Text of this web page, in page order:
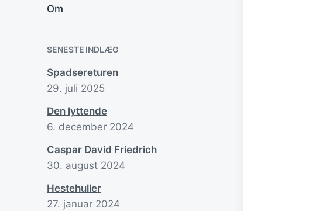
Om
SENESTE INDLÆG
Spadsereturen
29. juli 2025
Den lyttende
6. december 2024
Caspar David Friedrich
30. august 2024
Hestehuller
27. januar 2024